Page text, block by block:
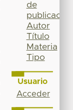
de
publicación
Autor
Título
Materia
Tipo
Usuario
Acceder